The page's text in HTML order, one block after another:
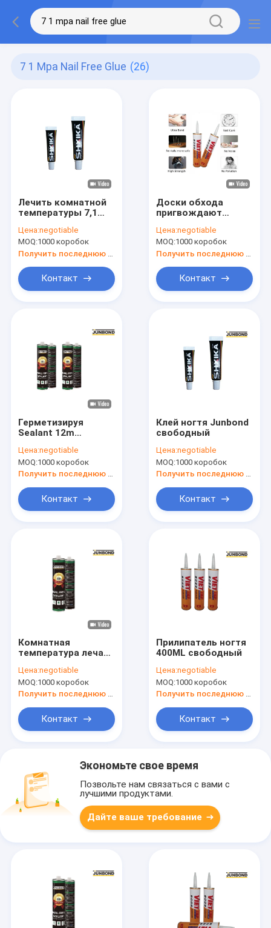
7 1 Mpa Nail Free Glue (26)
Лечить комнатной
температуры 7,1
клея ногтя Брауна
300ML слипчивый
Цена:negotiable
MOQ:1000 коробок
Контакт
Доски обхода
пригвождают
обхода Брауна
свободного клея
слипчивый
Цена:negotiable
MOQ:1000 коробок
Контакт
Герметизируя
Sealant 12m
клея ногтя 300ML
свободного
резиновый
Цена:negotiable
MOQ:1000 коробок
Контакт
Клей ногтя Junbond
свободный
Цена:negotiable
MOQ:1000 коробок
Контакт
Комнатная
температура леча
24pcs ногтя 400ML
свободный
деревянный
Цена:negotiable
MOQ:1000 коробок
Получить последнюю цену
Контакт
Прилипатель ногтя
400ML свободный
Цена:negotiable
MOQ:1000 коробок
Получить последнюю цену
Контакт
Экономьте свое время
Позвольте нам связаться с вами с
лучшими продуктами.
Дайте ваше требование